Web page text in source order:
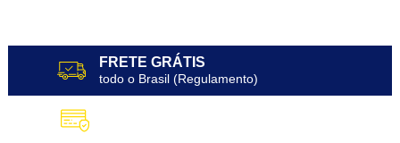
FRETE GRÁTIS
todo o Brasil (Regulamento)